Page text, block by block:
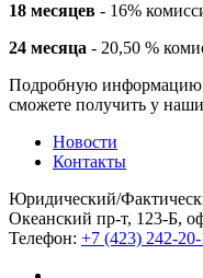
18 месяцев - 16%
24 месяца - 20,50 %
Подробную информацию
сможете получить у
Новости
Контакты
Юридический/
Океанский пр-т, 123-Б,
Телефон: +7 (423) 242-